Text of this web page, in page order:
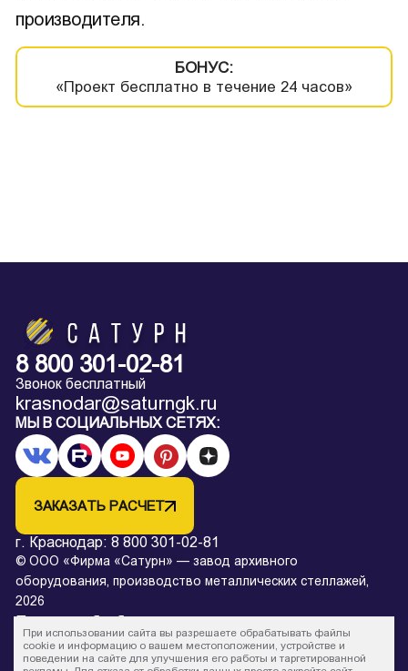
производителя.
БОНУС:
«Проект бесплатно в течение 24 часов»
8 800 301-02-81
Звонок бесплатный
krasnodar@saturngk.ru
МЫ В СОЦИАЛЬНЫХ СЕТЯХ:
ЗАКАЗАТЬ РАСЧЕТ
г. Краснодар: 8 800 301-02-81
© ООО «Фирма «Сатурн» — завод архивного
оборудования, производство металлических стеллажей,
2026
Политика обработки персональных данных
* Все цены на сайте в процессе обновления и не являются
офертой.
При использовании сайта вы разрешаете обрабатывать файлы
cookie и информацию о вашем местоположении, устройстве и
поведении на сайте для улучшения его работы и таргетированной